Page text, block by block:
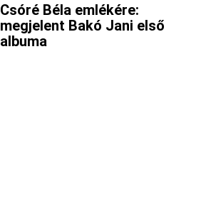
Csóré Béla emlékére:
megjelent Bakó Jani első
albuma